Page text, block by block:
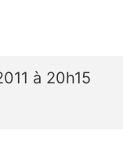
à 20h15